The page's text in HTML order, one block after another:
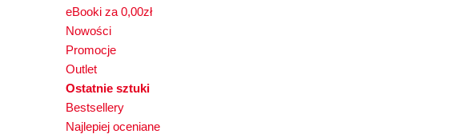
eBooki za 0,00zł
Nowości
Promocje
Outlet
Ostatnie sztuki
Bestsellery
Najlepiej oceniane